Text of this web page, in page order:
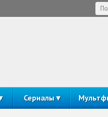
Сериалы